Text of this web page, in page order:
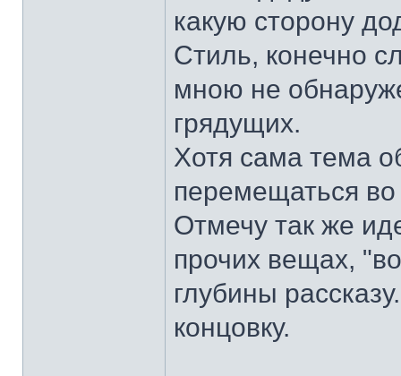
какую сторону
Стиль, конечно
мною не
грядущих.
Хотя сама тема
перемещаться
Отмечу так же
прочих вещах,
глубины
концовку.